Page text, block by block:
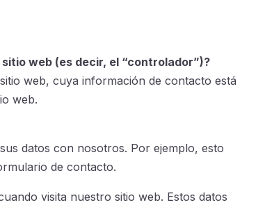
web (es decir, el “controlador”)?
web, cuya información de contacto está
web.
datos con nosotros. Por ejemplo, esto
de contacto.
visita nuestro sitio web. Estos datos